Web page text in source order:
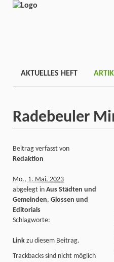
AKTUELLES HEFT
Radebeuler
Beitrag verfasst von
Redaktion
Mo., 1. Mai. 2023
abgelegt in Aus Städten und
Gemeinden, Glossen und
Editorials
Schlagworte:
Link zu diesem Beitrag.
Trackbacks sind nicht möglich